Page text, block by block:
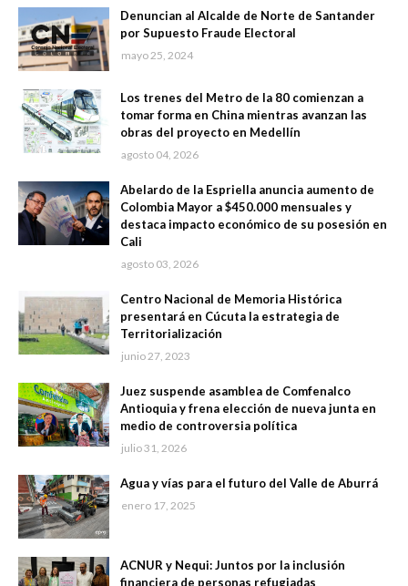
Denuncian al Alcalde de Norte de Santander
por Supuesto Fraude Electoral
mayo 25, 2024
Los trenes del Metro de la 80 comienzan a
tomar forma en China mientras avanzan las
obras del proyecto en Medellín
agosto 04, 2026
Abelardo de la Espriella anuncia aumento de
Colombia Mayor a $450.000 mensuales y
destaca impacto económico de su posesión en
Cali
agosto 03, 2026
Centro Nacional de Memoria Histórica
presentará en Cúcuta la estrategia de
Territorialización
junio 27, 2023
Juez suspende asamblea de Comfenalco
Antioquia y frena elección de nueva junta en
medio de controversia política
julio 31, 2026
Agua y vías para el futuro del Valle de Aburrá
enero 17, 2025
ACNUR y Nequi: Juntos por la inclusión
financiera de personas refugiadas